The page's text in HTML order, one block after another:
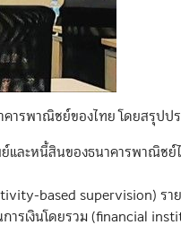
คารพาณิชย์ของไทย โดยสรุป
และหนี้สินของธนาคารพาณิชย์
based supervision) รา
รเงินโดยรวม (financial